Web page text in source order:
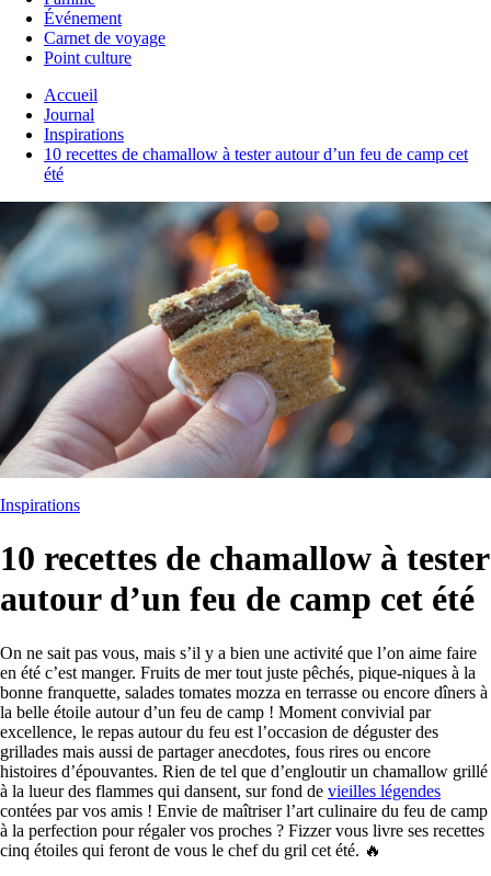
Événement
Carnet de voyage
Point culture
Accueil
Journal
Inspirations
10 recettes de chamallow à tester autour d’un feu de camp cet
été
Inspirations
10 recettes de chamallow à tester
autour d’un feu de camp cet été
On ne sait pas vous, mais s’il y a bien une activité que l’on aime faire
en été c’est manger. Fruits de mer tout juste pêchés, pique-niques à la
bonne franquette, salades tomates mozza en terrasse ou encore dîners à
la belle étoile autour d’un feu de camp ! Moment convivial par
excellence, le repas autour du feu est l’occasion de déguster des
grillades mais aussi de partager anecdotes, fous rires ou encore
histoires d’épouvantes. Rien de tel que d’engloutir un chamallow grillé
à la lueur des flammes qui dansent, sur fond de vieilles légendes
contées par vos amis ! Envie de maîtriser l’art culinaire du feu de camp
à la perfection pour régaler vos proches ? Fizzer vous livre ses recettes
cinq étoiles qui feront de vous le chef du gril cet été. 🔥